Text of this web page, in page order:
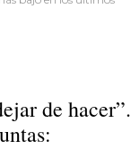
de hacer”.